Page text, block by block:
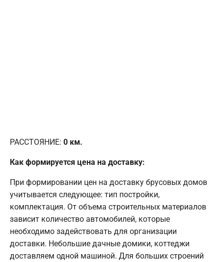
РАССТОЯНИЕ: 0 км.
Как формируется цена на доставку:
При формировании цен на доставку брусовых домов
учитывается следующее: тип постройки,
комплектация. От объема строительных материалов
зависит количество автомобилей, которые
необходимо задействовать для организации
доставки. Небольшие дачные домики, коттеджи
доставляем одной машиной. Для больших строений